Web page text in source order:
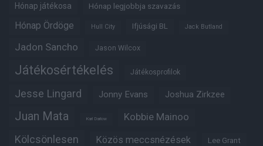
Hónap játékosa Hónap legjobbja szavazás
Hónap Ördöge Hull City Ifjúsági BL Jack Butland
Jadon Sancho Jason Wilcox
Játékosértékelés Játékosprofilok
Jesse Lingard Jonny Evans Joshua Zirkzee
Juan Mata Karl Darlow Kobbie Mainoo
Kölcsönlesen Közös meccsnézések Lee Grant